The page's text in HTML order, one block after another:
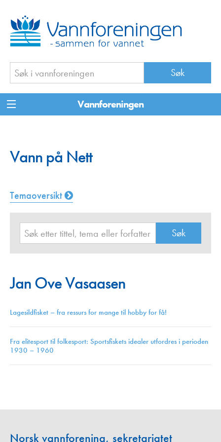
Vannforeningen
Vann på Nett
Temaoversikt
Jan Ove Vasaasen
Lagesildfisket – fra ressurs for mange til hobby for få!
Fra elitesport til folkesport: Sportsfiskets idealer utfordres i perioden
1930 – 1960
Norsk vannforening, sekretariatet